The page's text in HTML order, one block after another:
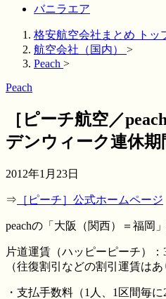
バニラエア
格安航空会社まとめ トッ
航空会社（国内）
>
Peach >
Peach
［ピーチ航空／
デンウィーク連休期
2012年1月23日
⇒ ［ピーチ］公式ホームページ
peachの「大阪（関西）＝福岡
片道運賃（ハッピーピーチ）：
（往復割引などの割引運賃はあ
・支払手数料（1人、1区間毎